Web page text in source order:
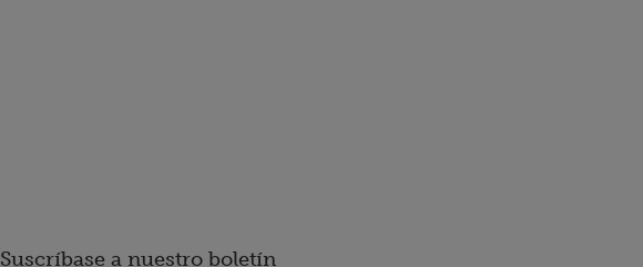
Suscríbase a nuestro boletín